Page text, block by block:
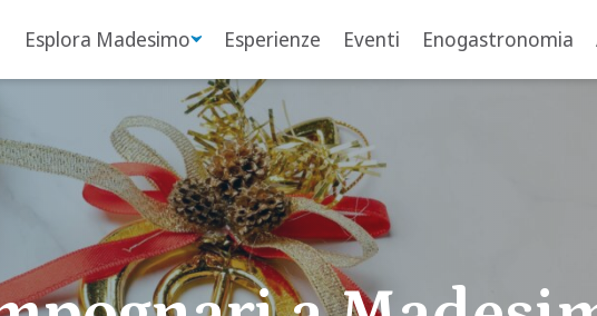
Esplora Madesimo Esperienze Eventi Enogastronomia